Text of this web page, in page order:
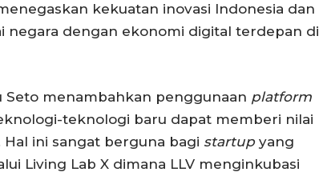
kekuatan inovasi Indonesia dan
negara dengan ekonomi digital terdepan di
Seto menambahkan penggunaan platform
teknologi baru dapat memberi nilai
ini sangat berguna bagi startupyang
Living Lab X dimana LLV menginkubasi